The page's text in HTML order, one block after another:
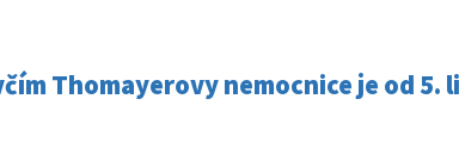
Thomayerovy nemocnice je od